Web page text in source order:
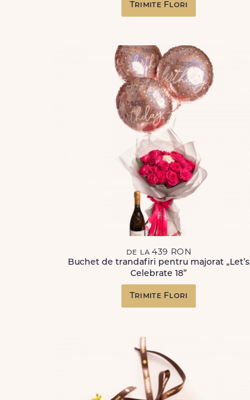
Trimite Flori
de la 439 RON
Buchet de trandafiri pentru majorat „Let’s
Celebrate 18”
Trimite Flori